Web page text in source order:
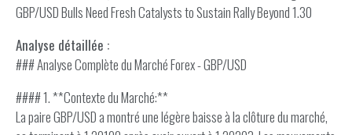
GBP/USD Bulls Need Fresh Catalysts to Sustain Rally Beyond 1.30
Analyse détaillée :
### Analyse Complète du Marché Forex - GBP/USD
#### 1. **Contexte du Marché:**
La paire GBP/USD a montré une légère baisse à la clôture du marché,